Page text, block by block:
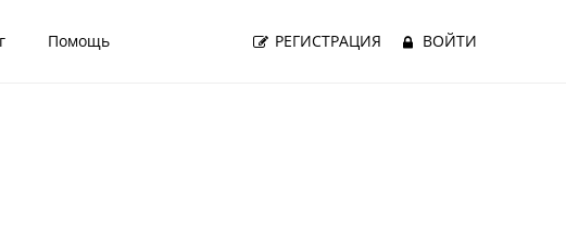
Помощь РЕГИСТРАЦИЯ ВОЙТИ